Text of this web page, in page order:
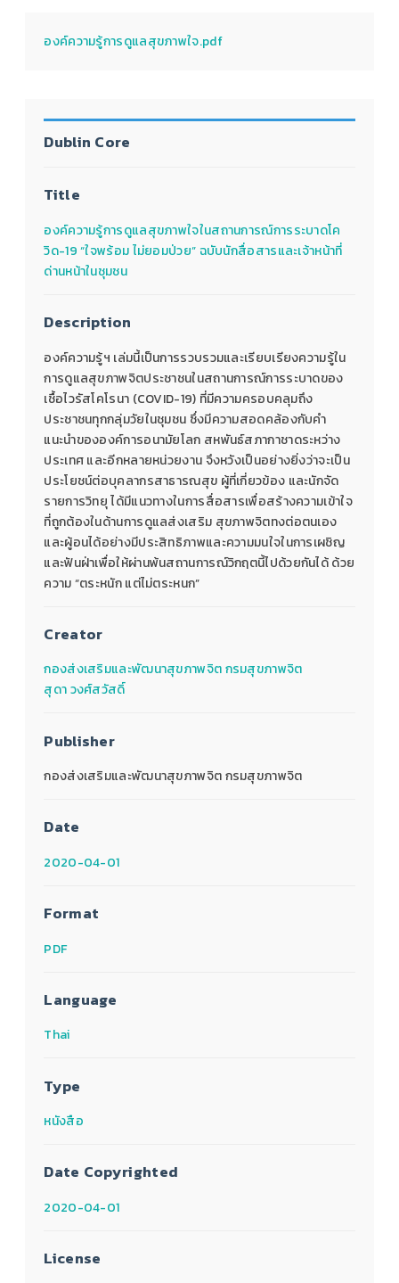
องค์ความรู้การดูแลสุขภาพใจ.pdf
Dublin Core
Title
องค์ความรู้การดูแลสุขภาพใจในสถานการณ์การระบาดโค
วิด-19 “ใจพร้อม ไม่ยอมป่วย” ฉบับนักสื่อสารและเจ้าหน้าที่
ด่านหน้าในชุมชน
Description
องค์ความรู้ฯ เล่มนี้เป็นการรวบรวมและเรียบเรียงความรู้ใน
การดูแลสุขภาพจิตประชาชนในสถานการณ์การระบาดของ
เชื้อไวรัสโคโรนา (COVID-19) ที่มีความครอบคลุมถึง
ประชาชนทุกกลุ่มวัยในชุมชน ซึ่งมีความสอดคล้องกับคำ
แนะนำขององค์การอนามัยโลก สหพันธ์สภากาชาดระหว่าง
ประเทศ และอีกหลายหน่วยงาน จึงหวังเป็นอย่างยิ่งว่าจะเป็น
ประโยชน์ต่อบุคลากรสาธารณสุข ผู้ที่เกี่ยวข้อง และนักจัด
รายการวิทยุ ได้มีแนวทางในการสื่อสารเพื่อสร้างความเข้าใจ
ที่ถูกต้องในด้านการดูแลส่งเสริม สุขภาพจิตทงต่อตนเอง
และผู้อนได้อย่างมีประสิทธิภาพและความมนใจในการเผชิญ
และฟันฝ่าเพื่อให้ผ่านพ้นสถานการณ์วิกฤตนี้ไปด้วยกันได้ ด้วย
ความ “ตระหนัก แต่ไม่ตระหนก”
Creator
กองส่งเสริมและพัฒนาสุขภาพจิต กรมสุขภาพจิต
สุดา วงศ์สวัสดิ์
Publisher
กองส่งเสริมและพัฒนาสุขภาพจิต กรมสุขภาพจิต
Date
2020-04-01
Format
PDF
Language
Thai
Type
หนังสือ
Date Copyrighted
2020-04-01
License